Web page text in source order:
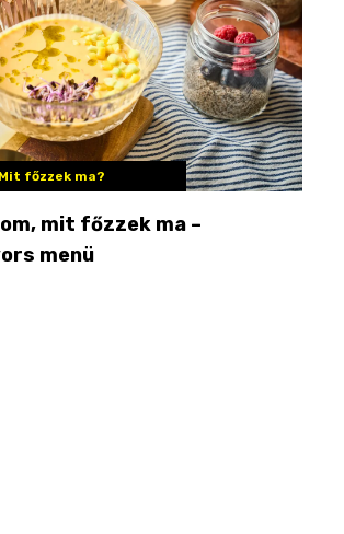
Mit főzzek ma?
mit főzzek ma –
menü